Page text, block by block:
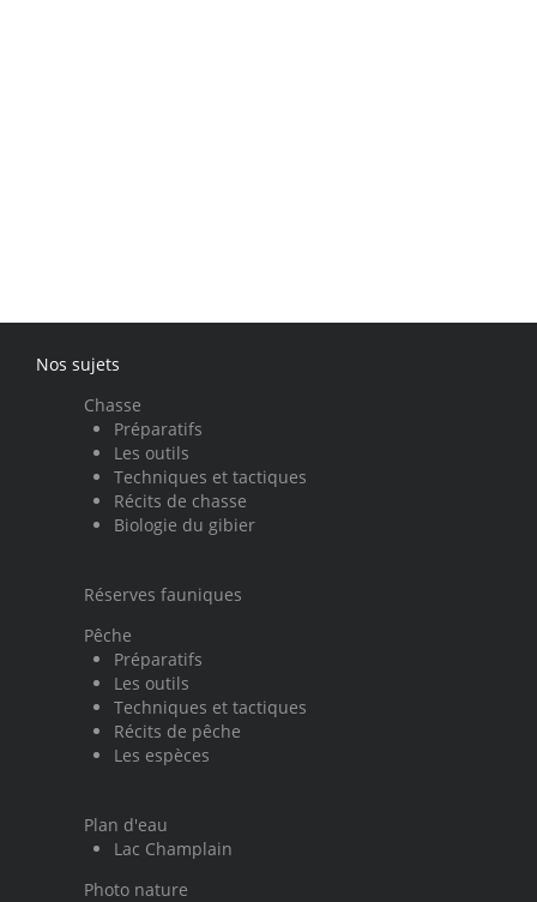
Nos sujets
Chasse
Préparatifs
Les outils
Techniques et tactiques
Récits de chasse
Biologie du gibier
Réserves fauniques
Pêche
Préparatifs
Les outils
Techniques et tactiques
Récits de pêche
Les espèces
Plan d'eau
Lac Champlain
Photo nature